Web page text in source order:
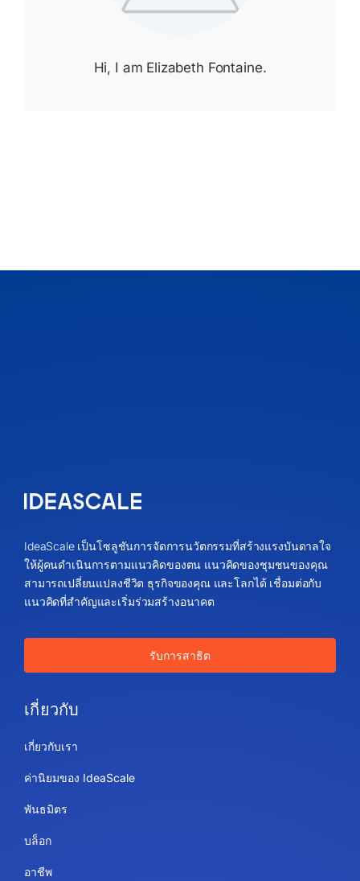
Hi, I am Elizabeth Fontaine.
IdeaScale เป็นโซลูชันการจัดการนวัตกรรมที่สร้างแรงบันดาลใจ
ให้ผู้คนดำเนินการตามแนวคิดของตน แนวคิดของชุมชนของคุณ
สามารถเปลี่ยนแปลงชีวิต ธุรกิจของคุณ และโลกได้ เชื่อมต่อกับ
แนวคิดที่สำคัญและเริ่มร่วมสร้างอนาคต
รับการสาธิต
เกี่ยวกับ
เกี่ยวกับเรา
ค่านิยมของ IdeaScale
พันธมิตร
บล็อก
อาชีพ